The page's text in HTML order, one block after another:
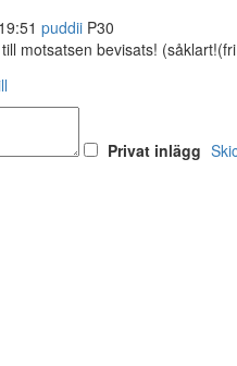
puddii P30
motsatsen bevisats!
Privat inlägg